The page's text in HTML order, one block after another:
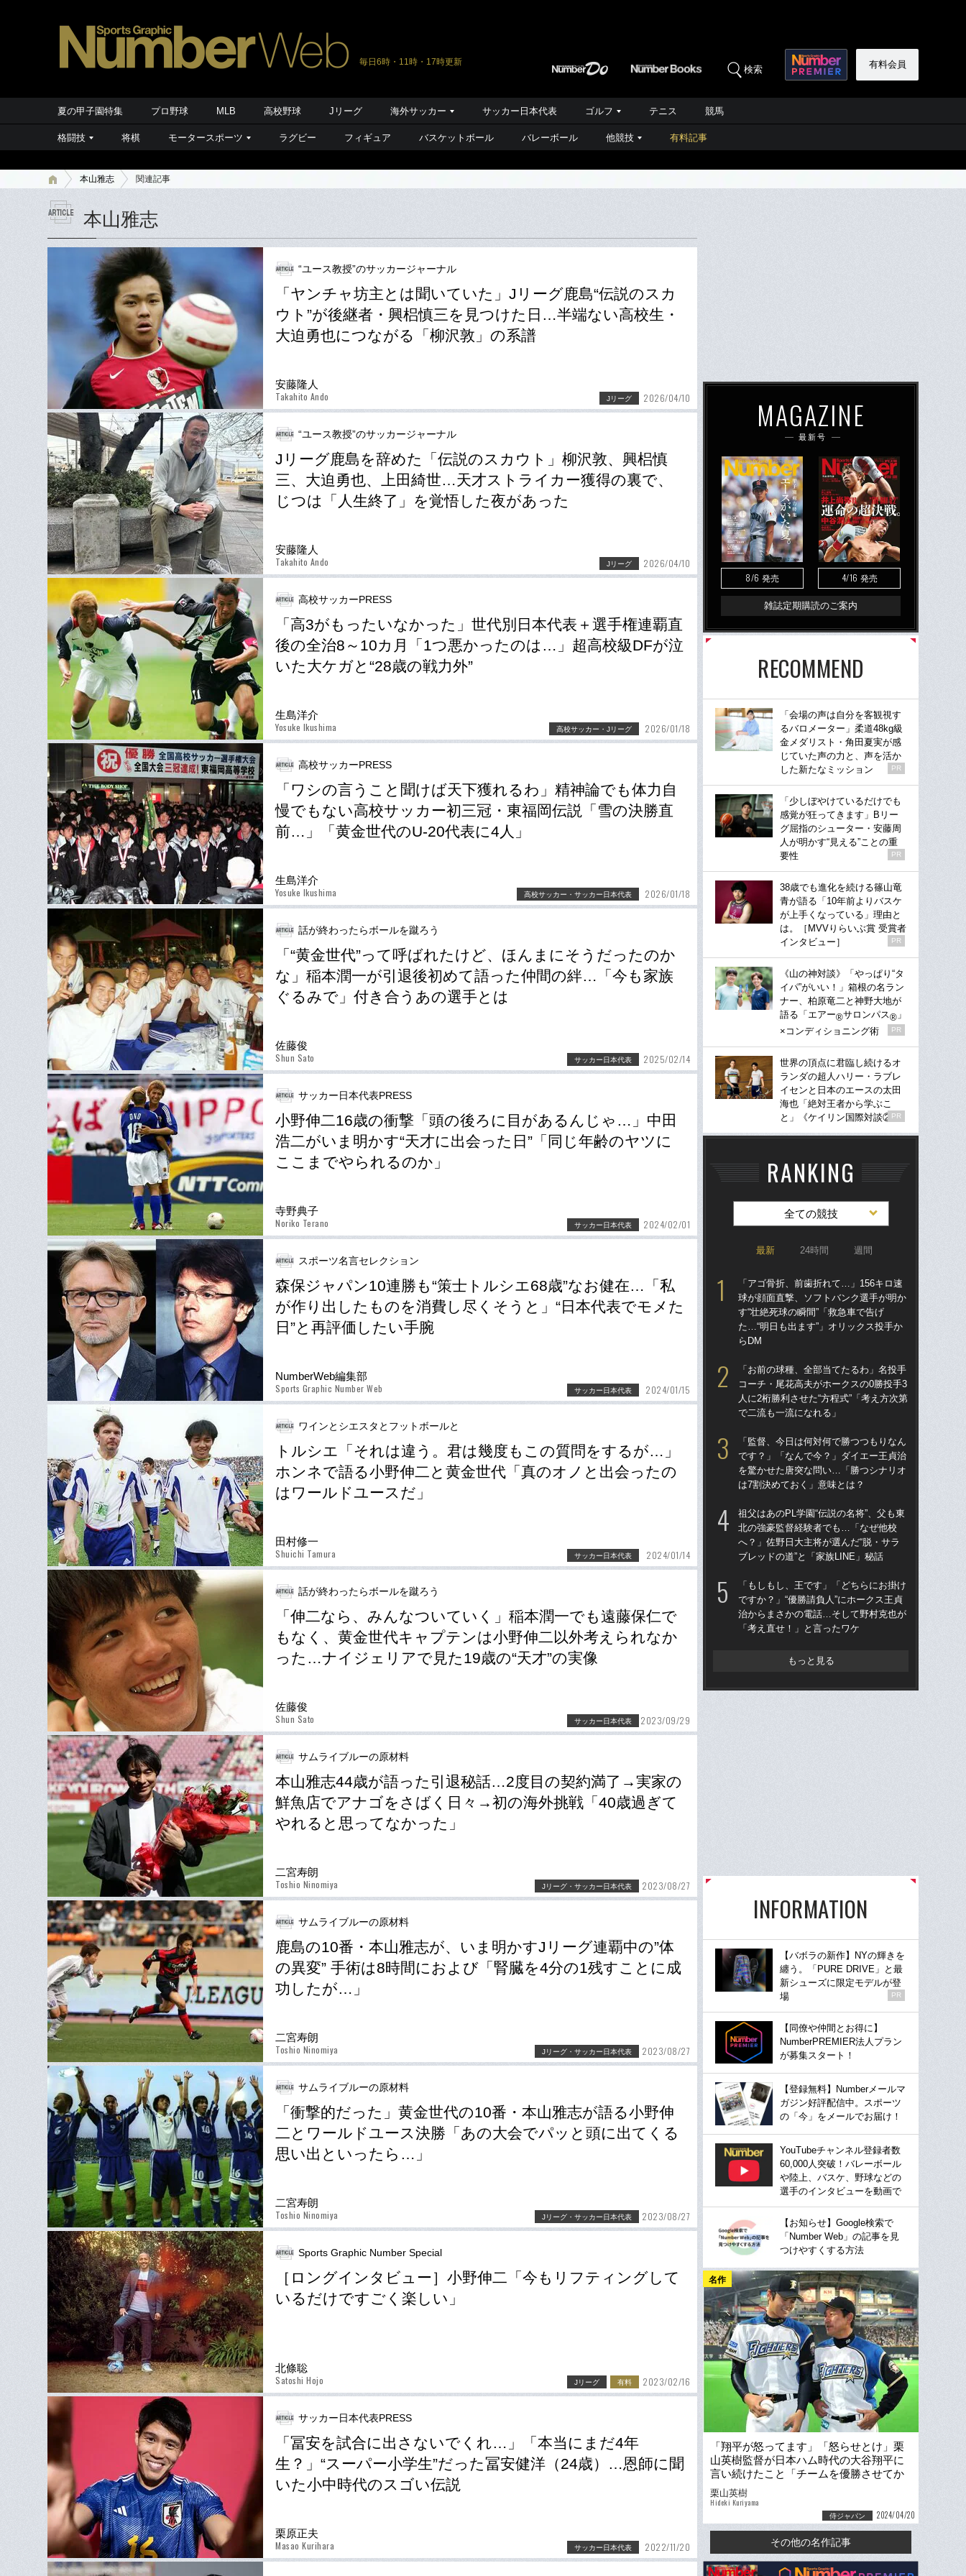
毎日6時・11時・17時更新
検索 有料会員
夏の甲子園特集 プロ野球 MLB 高校野球 Jリーグ 海外サッカー サッカー日本代表 ゴルフ テニス 競馬
格闘技 将棋 モータースポーツ ラグビー フィギュア バスケットボール バレーボール 他競技 有料記事
本山雅志 関連記事
本山雅志
“ユース教授”のサッカージャーナル
「ヤンチャ坊主とは聞いていた」Jリーグ鹿島“伝説のスカ
ウト”が後継者・興梠慎三を見つけた日…半端ない高校生・
大迫勇也につながる「柳沢敦」の系譜
安藤隆人
Takahito Ando Jリーグ 2026/04/10
“ユース教授”のサッカージャーナル
Jリーグ鹿島を辞めた「伝説のスカウト」柳沢敦、興梠慎
三、大迫勇也、上田綺世…天才ストライカー獲得の裏で、
じつは「人生終了」を覚悟した夜があった
安藤隆人
Takahito Ando Jリーグ 2026/04/10
高校サッカーPRESS
「高3がもったいなかった」世代別日本代表＋選手権連覇直
後の全治8～10カ月「1つ悪かったのは…」超高校級DFが泣
いた大ケガと“28歳の戦力外”
生島洋介
Yosuke Ikushima 高校サッカー・Jリーグ 2026/01/18
高校サッカーPRESS
「ワシの言うこと聞けば天下獲れるわ」精神論でも体力自
慢でもない高校サッカー初三冠・東福岡伝説「雪の決勝直
前…」「黄金世代のU-20代表に4人」
生島洋介
Yosuke Ikushima 高校サッカー・サッカー日本代表 2026/01/18
話が終わったらボールを蹴ろう
「“黄金世代”って呼ばれたけど、ほんまにそうだったのか
な」稲本潤一が引退後初めて語った仲間の絆…「今も家族
ぐるみで」付き合うあの選手とは
佐藤俊
Shun Sato サッカー日本代表 2025/02/14
サッカー日本代表PRESS
小野伸二16歳の衝撃「頭の後ろに目があるんじゃ…」中田
浩二がいま明かす“天才に出会った日”「同じ年齢のヤツに
ここまでやられるのか」
寺野典子
Noriko Terano サッカー日本代表 2024/02/01
スポーツ名言セレクション
森保ジャパン10連勝も“策士トルシエ68歳”なお健在…「私
が作り出したものを消費し尽くそうと」“日本代表でモメた
日”と再評価したい手腕
NumberWeb編集部
Sports Graphic Number Web サッカー日本代表 2024/01/15
ワインとシエスタとフットボールと
トルシエ「それは違う。君は幾度もこの質問をするが…」
ホンネで語る小野伸二と黄金世代「真のオノと出会ったの
はワールドユースだ」
田村修一
Shuichi Tamura サッカー日本代表 2024/01/14
話が終わったらボールを蹴ろう
「伸二なら、みんなついていく」稲本潤一でも遠藤保仁で
もなく、黄金世代キャプテンは小野伸二以外考えられなか
った…ナイジェリアで見た19歳の“天才”の実像
佐藤俊
Shun Sato サッカー日本代表 2023/09/29
サムライブルーの原材料
本山雅志44歳が語った引退秘話…2度目の契約満了→実家の
鮮魚店でアナゴをさばく日々→初の海外挑戦「40歳過ぎて
やれると思ってなかった」
二宮寿朗
Toshio Ninomiya Jリーグ・サッカー日本代表 2023/08/27
サムライブルーの原材料
鹿島の10番・本山雅志が、いま明かすJリーグ連覇中の”体
の異変” 手術は8時間におよび「腎臓を4分の1残すことに成
功したが…」
二宮寿朗
Toshio Ninomiya Jリーグ・サッカー日本代表 2023/08/27
サムライブルーの原材料
「衝撃的だった」黄金世代の10番・本山雅志が語る小野伸
二とワールドユース決勝「あの大会でパッと頭に出てくる
思い出といったら…」
二宮寿朗
Toshio Ninomiya Jリーグ・サッカー日本代表 2023/08/27
Sports Graphic Number Special
［ロングインタビュー］小野伸二「今もリフティングして
いるだけですごく楽しい」
北條聡
Satoshi Hojo Jリーグ 有料 2023/02/16
サッカー日本代表PRESS
「冨安を試合に出さないでくれ…」「本当にまだ4年
生？」“スーパー小学生”だった冨安健洋（24歳）…恩師に聞
いた小中時代のスゴい伝説
栗原正夫
Masao Kurihara サッカー日本代表 2022/11/20
MAGAZINE
最新号
8/6 発売 4/16 発売
雑誌定期購読のご案内
RECOMMEND
「会場の声は自分を客観視す
るバロメーター」柔道48kg級
金メダリスト・角田夏実が感
じていた声の力と、声を活か
した新たなミッション
PR
「少しぼやけているだけでも
感覚が狂ってきます」Bリー
グ屈指のシューター・安藤周
人が明かす“見える”ことの重
要性
PR
38歳でも進化を続ける篠山竜
青が語る「10年前よりバスケ
が上手くなっている」理由と
は。［MVVりらいぶ賞 受賞者
インタビュー］
PR
《山の神対談》「やっぱり“タ
イパ”がいい！」箱根の名ラン
ナー、柏原竜二と神野大地が
語る「エアー®サロンパス® 」
×コンディショニング術
PR
世界の頂点に君臨し続けるオ
ランダの超人ハリー・ラブレ
イセンと日本のエースの太田
海也「絶対王者から学ぶこ
と」《ケイリン国際対談②》
PR
RANKING
全ての競技
最新 24時間 週間
「アゴ骨折、前歯折れて…」156キロ速
球が顔面直撃、ソフトバンク選手が明か
す“壮絶死球の瞬間”「救急車で告げ
た…“明日も出ます”」オリックス投手か
らDM
「お前の球種、全部当てたるわ」名投手
コーチ・尾花高夫がホークスの0勝投手3
人に2桁勝利させた“方程式”「考え方次第
で二流も一流になれる」
「監督、今日は何対何で勝つつもりなん
です？」「なんで今？」ダイエー王貞治
を驚かせた唐突な問い…「勝つシナリオ
は7割決めておく」意味とは？
祖父はあのPL学園“伝説の名将”、父も東
北の強豪監督経験者でも…「なぜ他校
へ？」佐野日大主将が選んだ“脱・サラ
ブレッドの道”と「家族LINE」秘話
「もしもし、王です」「どちらにお掛け
ですか？」“優勝請負人”にホークス王貞
治からまさかの電話…そして野村克也が
「考え直せ！」と言ったワケ
もっと見る
INFORMATION
【バボラの新作】NYの輝きを
纏う。「PURE DRIVE」と最
新シューズに限定モデルが登
場
PR
【同僚や仲間とお得に】
NumberPREMIER法人プラン
が募集スタート！
【登録無料】Numberメールマ
ガジン好評配信中。スポーツ
の「今」をメールでお届け！
YouTubeチャンネル登録者数
60,000人突破！バレーボール
や陸上、バスケ、野球などの
選手のインタビューを動画で
【お知らせ】Google検索で
「Number Web」の記事を見
つけやすくする方法
名作
「翔平が怒ってます」「怒らせとけ」栗
山英樹監督が日本ハム時代の大谷翔平に
言い続けたこと「チームを優勝させてか
ら行け。なぜなら…」
栗山英樹
Hideki Kuriyama
侍ジャパン 2024/04/20
その他の名作記事